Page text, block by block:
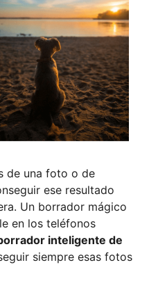
de una foto o de
ese resultado
Un borrador mágico
en los teléfonos
inteligente de
siempre esas fotos